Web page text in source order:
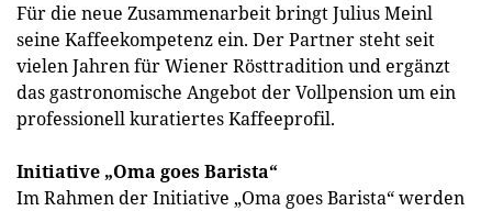
Für die neue Zusammenarbeit bringt Julius Meinl
seine Kaffeekompetenz ein. Der Partner steht seit
vielen Jahren für Wiener Rösttradition und ergänzt
das gastronomische Angebot der Vollpension um ein
professionell kuratiertes Kaffeeprofil.
Initiative „Oma goes Barista“
Im Rahmen der Initiative „Oma goes Barista“ werden